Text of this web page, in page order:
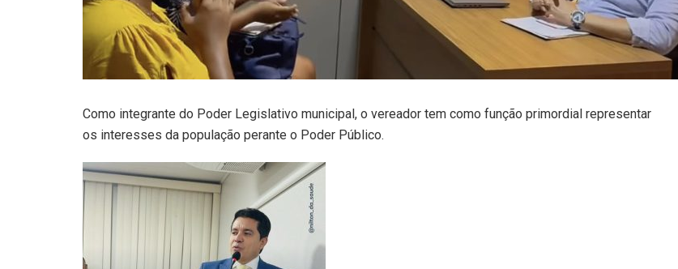
Como integrante do Poder Legislativo municipal, o vereador tem como função primordial representar
os interesses da população perante o Poder Público.